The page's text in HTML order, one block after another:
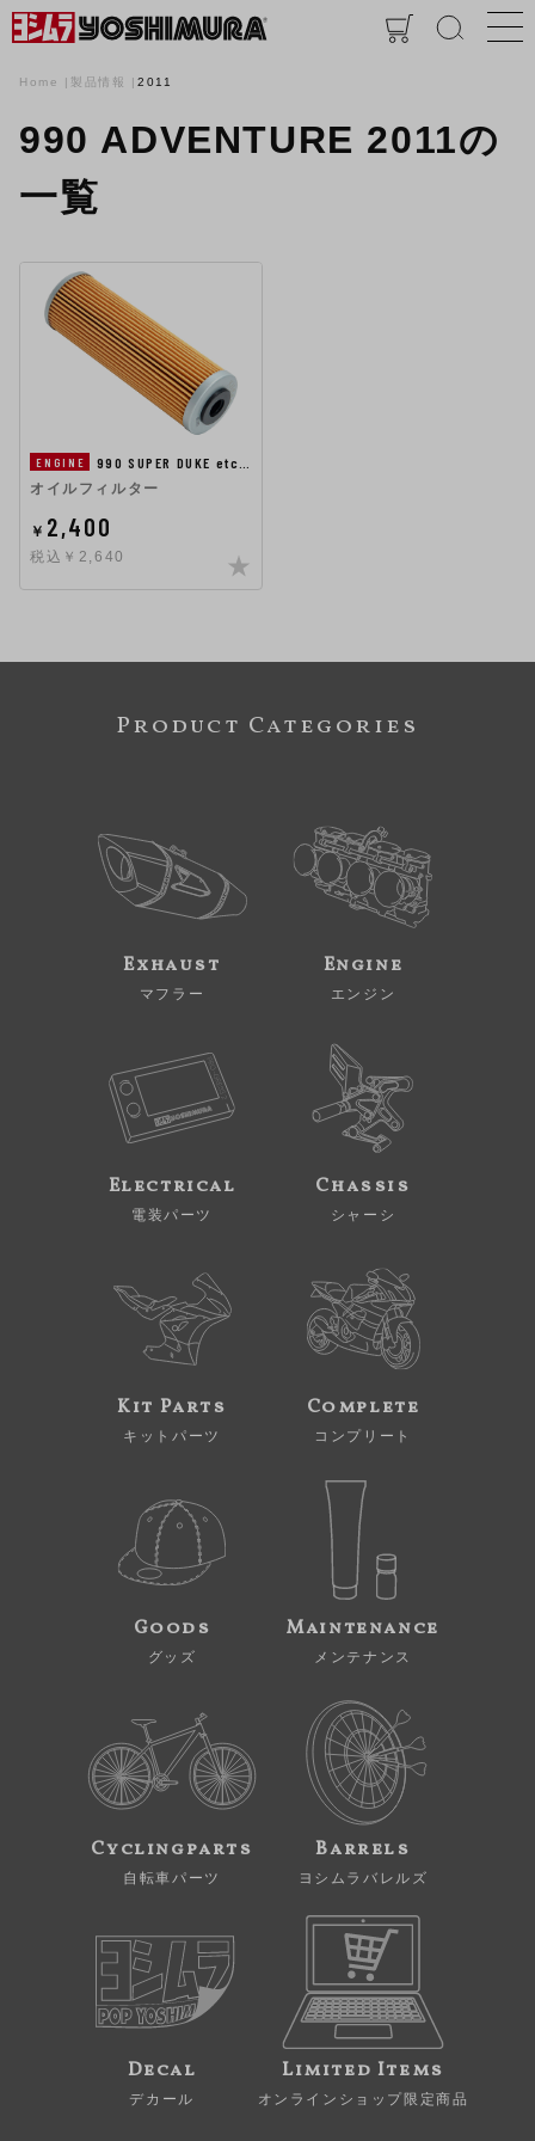
Home 製品情報 2011
990 ADVENTURE 2011の
一覧
ENGINE
990 SUPER DUKE etc…
オイルフィルター
￥ 2,400
税込￥2,640
Product Categories
Exhaust
マフラー
Engine
エンジン
Electrical
電装パーツ
Chassis
シャーシ
Kit Parts
キットパーツ
Complete
コンプリート
Goods
グッズ
Maintenance
メンテナンス
Cyclingparts
自転車パーツ
Barrels
ヨシムラバレルズ
Decal
デカール
Limited Items
オンラインショップ限定商品